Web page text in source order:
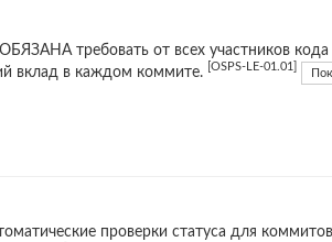
требовать от всех участников
вклад в каждом коммите.
[OSPS-LE-01.01]
проверки статуса для